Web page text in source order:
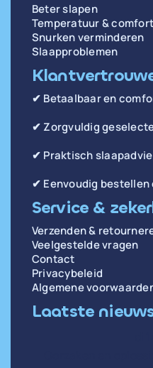
Beter slapen
Temperatuur & comfort
Snurken verminderen
Slaapproblemen
✔ Betaalbaar en
✔ Zorgvuldig
✔ Praktisch slaapadvie
✔ Eenvoudig
Service &
Verzenden &
Veelgestelde vragen
Contact
Privacybeleid
Algemene
Laatste